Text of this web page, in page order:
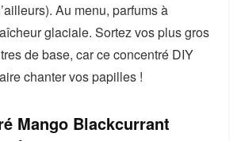
Au menu, parfums à
glaciale. Sortez vos plus gros
de base, car ce concentré DIY
chanter vos papilles !
Mango Blackcurrant